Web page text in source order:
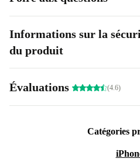
Informations sur la
du produit
Évaluations (4.6)
Catégories